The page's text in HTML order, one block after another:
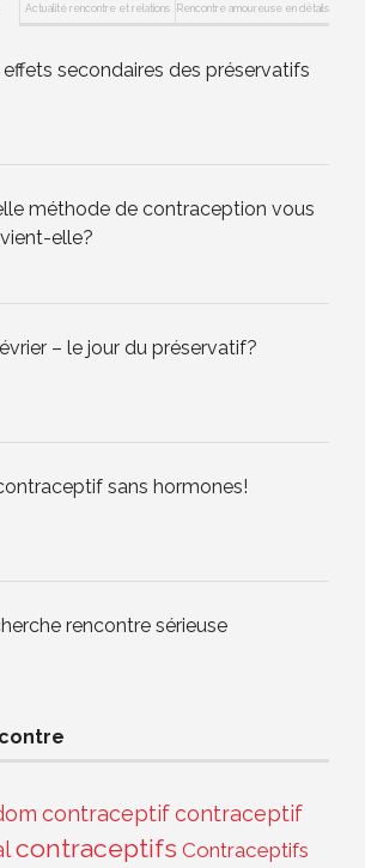
Actualité rencontre et relations Rencontre amoureuse en détails
effets secondaires des préservatifs
méthode de contraception vous
elle?
– le jour du préservatif?
sans hormones!
rencontre sérieuse
contraceptifcontraceptif
contraceptifs Contraceptifs